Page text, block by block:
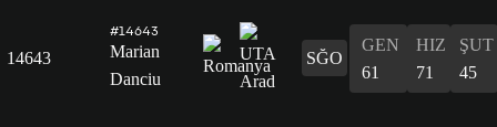
14643
#14643
Marian
Danciu
SĞO
GEN
61
HIZ
71
ŞUT
45